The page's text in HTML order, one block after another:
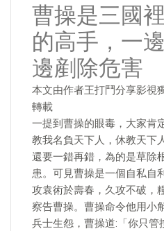
曹操是三國
的高手，一
邊剷除危害
本文由作者王打鬥分享影視
轉載
一提到曹操的眼毒，大家肯
教我名負天下人，休教天下
還要一錯再錯，為的是草除
患。可見曹操是一個自私自
攻袁術於壽春，久攻不破，
察告曹操。曹操命令他用小
兵士生怨，曹操道:「你只